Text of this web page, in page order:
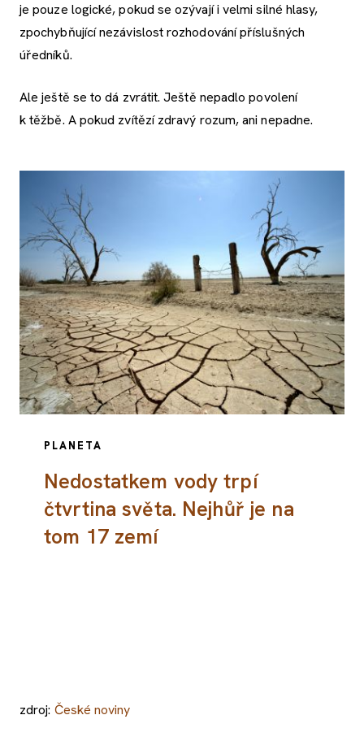
je pouze logické, pokud se ozývají i velmi silné hlasy,
zpochybňující nezávislost rozhodování příslušných
úředníků.
Ale ještě se to dá zvrátit. Ještě nepadlo povolení
k těžbě. A pokud zvítězí zdravý rozum, ani nepadne.
PLANETA
Nedostatkem vody trpí
čtvrtina světa. Nejhůř je na
tom 17 zemí
zdroj: České noviny